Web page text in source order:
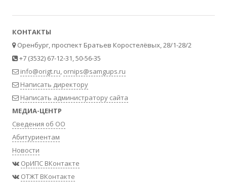
КОНТАКТЫ
Оренбург, проспект Братьев Коростелёвых, 28/1-28/2
+7 (3532) 67-12-31, 50-56-35
info@origt.ru, ornips@samgups.ru
Написать директору
Написать администратору сайта
МЕДИА-ЦЕНТР
Сведения об ОО
Абитуриентам
Новости
ОрИПС ВКонтакте
ОТЖТ ВКонтакте